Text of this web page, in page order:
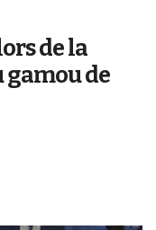
de la
de